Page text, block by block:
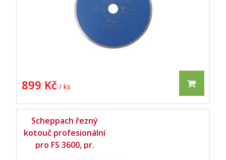
899 Kč / ks
Scheppach řezný
kotouč profesionální
pro FS 3600, pr.